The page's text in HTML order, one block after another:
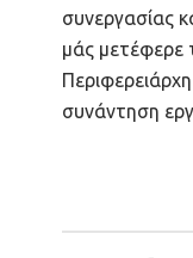
συνεργασίας
μάς μετέφερε
συνάντηση